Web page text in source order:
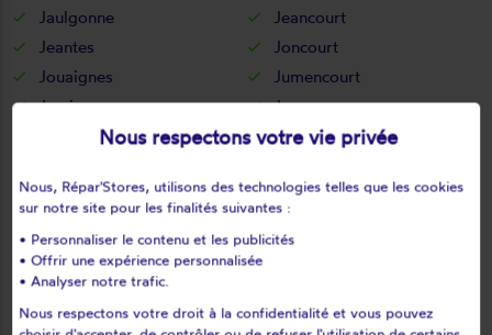
Jaulgonne
Jeancourt
Jeantes
Joncourt
Jouaignes
Jumencourt
Jumigny
Jussy
Juvincourt-et-damary
La celle-sous-montmirail
La chapelle-monthodon
La fère
La ferté-milon
La malmaison
La neuville-bosmont
Nous respectons votre vie privée
Nous, Répar'Stores, utilisons des technologies telles que les cookies
sur notre site pour les finalités suivantes :
• Personnaliser le contenu et les publicités
• Offrir une expérience personnalisée
• Analyser notre trafic.
Nous respectons votre droit à la confidentialité et vous pouvez